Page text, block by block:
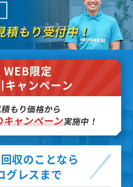
積もり受付中！
WEB限定
キャンペーン
積もり価格から
ャンペーン実施中！
収のことなら
グレスまで